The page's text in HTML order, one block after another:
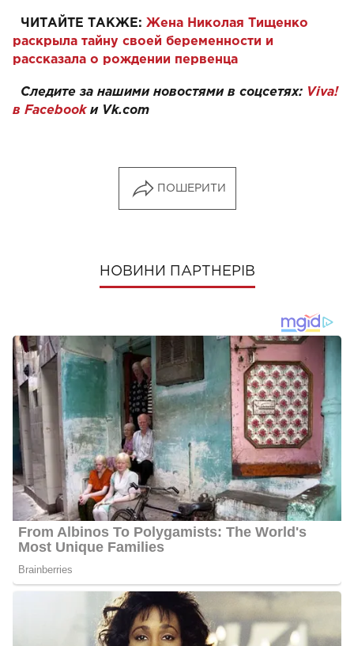
ЧИТАЙТЕ ТАКЖЕ: Жена Николая Тищенко
раскрыла тайну своей беременности и
рассказала о рождении первенца
Следите за нашими новостями в соцсетях: Viva!
в Facebookи Vk.com
ПОШЕРИТИ
НОВИНИ ПАРТНЕРІВ